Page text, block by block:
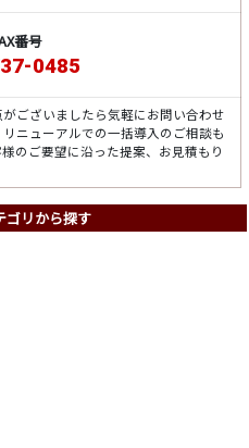
番号
0485
ございましたら気軽にお問い合わせ
ニューアルでの一括導入のご相談も
のご要望に沿った提案、お見積もり
ゴリから探す